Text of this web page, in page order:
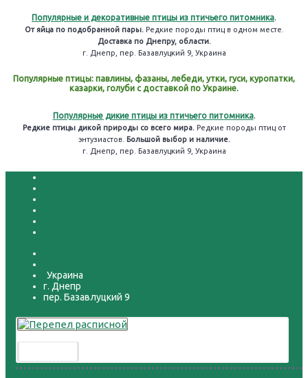
Популярные и декоративные птицы из птичьего питомника
От яйца по подобранной пары. Редкие породы птиц в одном месте.
Доставка по Днепру, области.
г. Днепр, пер. Базавлуцкий 9, Украина
Популярные птицы: павлины, фазаны, лебеди, утки, гуси, куропатки,
казарки, голуби с доставкой по Украине.
Популярные дикие птицы из птичьего питомника.
Редкие птицы дикой природы со всего мира. Редкие породы птиц от
энтузиастов. Большой выбор и наличие.
г. Днепр, пер. Базавлуцкий 9, Украина
Украина
г. Днепр
пер. Базавлуцкий 9